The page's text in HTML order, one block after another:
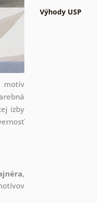
motív
izby
,
Výhody USP